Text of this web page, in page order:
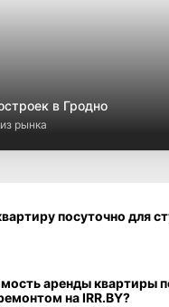
в Гродно
рынка
посуточно для студентов на
аренды квартиры
отличным ремонтом на IRR.BY?